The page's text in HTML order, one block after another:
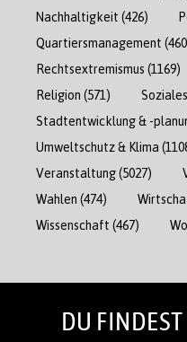
Nachhaltigkeit (426)
Quartiersmanagement
Rechtsextremismus (1169)
Religion (571) Soziales
Stadtentwicklung & -
Umweltschutz & Klima
Veranstaltung(5027)
Wahlen (474)
Wissenschaft (467)
DU